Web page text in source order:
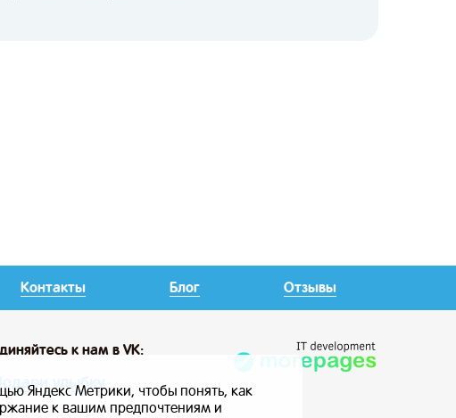
Контакты Блог Отзывы
к нам в VK:
Подари улыбку
Яндекс Метрики, чтобы понять, как
к вашим предпочтениям и